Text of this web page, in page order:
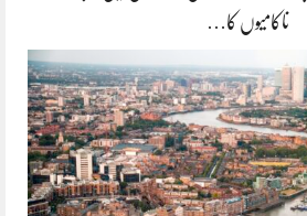
ناکامیوں کا…